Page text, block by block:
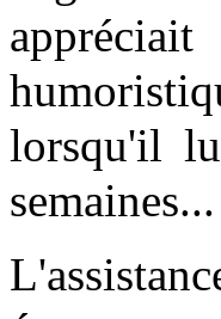
lorsqu'il
semaines...